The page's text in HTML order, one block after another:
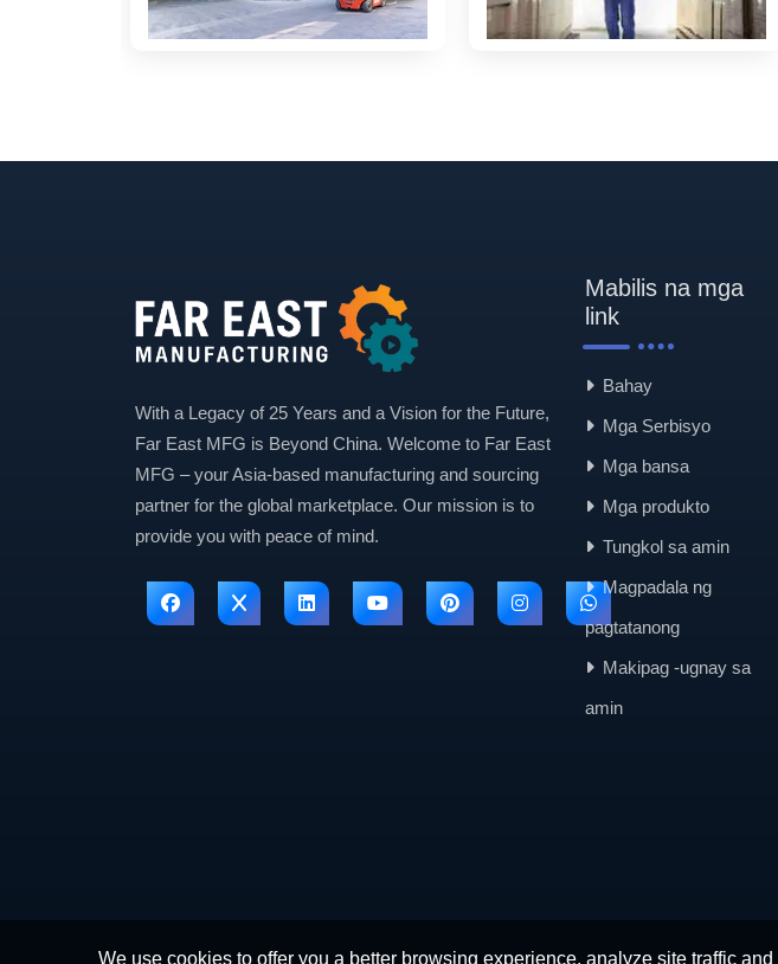
With a Legacy of 25 Years and a Vision for the Future,
Far East MFG is Beyond China. Welcome to Far East
MFG – your Asia-based manufacturing and sourcing
partner for the global marketplace. Our mission is to
provide you with peace of mind.
Mabilis na mga
link
Bahay
Mga Serbisyo
Mga bansa
Mga produkto
Tungkol sa amin
Magpadala ng
pagtatanong
Makipag -ugnay sa
amin
We use cookies to offer you a better browsing experience, analyze site traffic